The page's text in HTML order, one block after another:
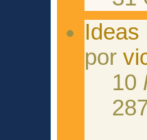
por
10